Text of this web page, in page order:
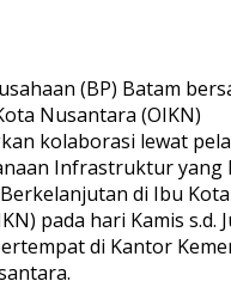
(BP) Batam
Nusantara (OIKN)
kolaborasi lewat
Infrastruktur yang
di Ibu Kota
pada hari Kamis s.d.
di Kantor